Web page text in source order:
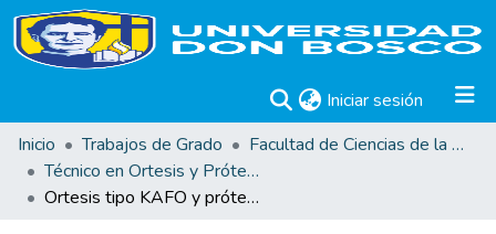
Iniciar sesión (current)
Inicio
Trabajos de Grado
Facultad de Ciencias de la Rehabilitación
Técnico en Ortesis y Prótesis
Ortesis tipo KAFO y prótesis transtibial modular tipo KBM